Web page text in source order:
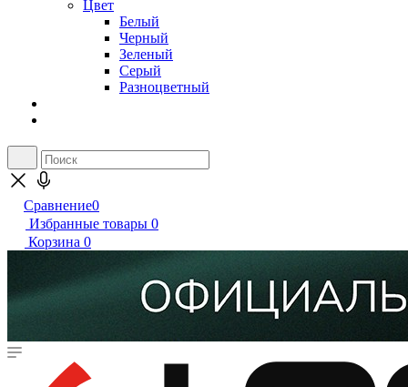
Цвет
Белый
Черный
Зеленый
Серый
Разноцветный
Сравнение0
Избранные товары 0
Корзина 0